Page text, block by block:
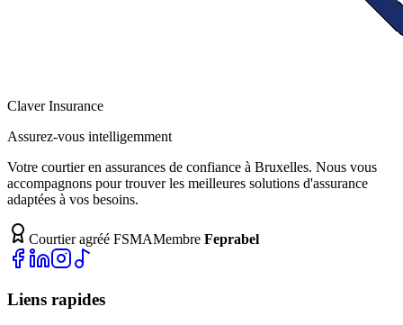
ClaverInsurance
Assurez-vous intelligemment
Votre courtier en assurances de confiance à Bruxelles. Nous vous
accompagnons pour trouver les meilleures solutions d'assurance
adaptées à vos besoins.
Courtier agréé FSMAMembre Feprabel
Liens rapides